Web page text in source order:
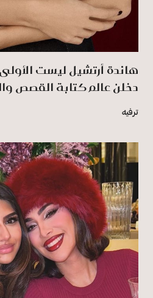
هاندة أرتشيل ليست
دخلن عالم كتابة القصص
ترفيه